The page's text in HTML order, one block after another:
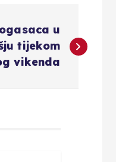
u
tijekom
vikenda